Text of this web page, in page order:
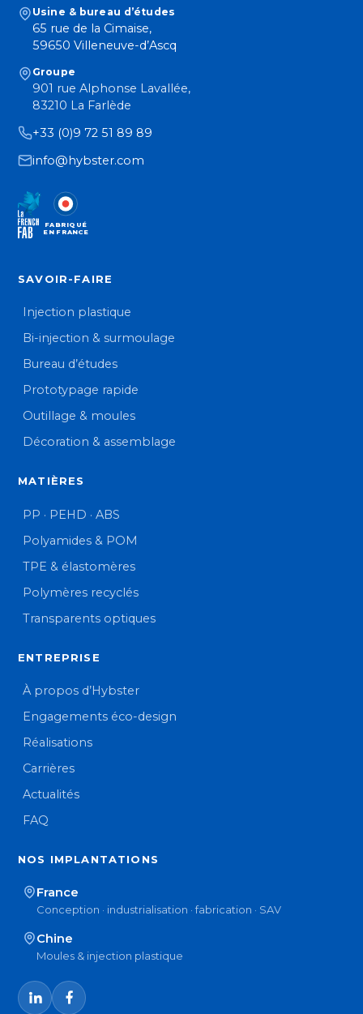
Usine & bureau d’études
65 rue de la Cimaise,
59650 Villeneuve-d’Ascq
Groupe
901 rue Alphonse Lavallée,
83210 La Farlède
+33 (0)9 72 51 89 89
info@hybster.com
FABRIQUÉ
EN FRANCE
SAVOIR-FAIRE
Injection plastique
Bi-injection & surmoulage
Bureau d’études
Prototypage rapide
Outillage & moules
Décoration & assemblage
MATIÈRES
PP · PEHD · ABS
Polyamides & POM
TPE & élastomères
Polymères recyclés
Transparents optiques
ENTREPRISE
À propos d’Hybster
Engagements éco-design
Réalisations
Carrières
Actualités
FAQ
NOS IMPLANTATIONS
France
Conception · industrialisation · fabrication · SAV
Chine
Moules & injection plastique